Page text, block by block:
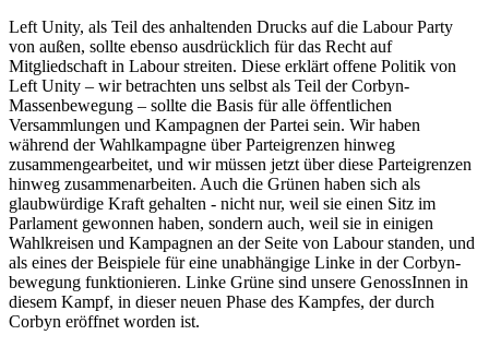
Left Unity, als Teil des anhaltenden Drucks auf die Labour Party
von außen, sollte ebenso ausdrücklich für das Recht auf
Mitgliedschaft in Labour streiten. Diese erklärt offene Politik von
Left Unity – wir betrachten uns selbst als Teil der Corbyn-
Massenbewegung – sollte die Basis für alle öffentlichen
Versammlungen und Kampagnen der Partei sein. Wir haben
während der Wahlkampagne über Parteigrenzen hinweg
zusammengearbeitet, und wir müssen jetzt über diese Parteigrenzen
hinweg zusammenarbeiten. Auch die Grünen haben sich als
glaubwürdige Kraft gehalten - nicht nur, weil sie einen Sitz im
Parlament gewonnen haben, sondern auch, weil sie in einigen
Wahlkreisen und Kampagnen an der Seite von Labour standen, und
als eines der Beispiele für eine unabhängige Linke in der Corbyn-
bewegung funktionieren. Linke Grüne sind unsere GenossInnen in
diesem Kampf, in dieser neuen Phase des Kampfes, der durch
Corbyn eröffnet worden ist.